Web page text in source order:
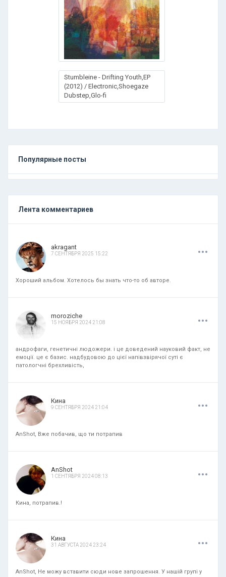
Stumbleine - Drifting Youth,EP
(2012) / Electronic,Shoegaze
Dubstep,Glo-fi
Популярные посты
Лента комментариев
akragant
7 СЕНТЯБРЯ 2025 15:22 ...
Хороший альбом. Хотелось бы знать что-то об авторе.
moroziche
15 НОЯБРЯ 2024 21:08 ...
андрофаги, генетичні людожери. і це доведений науковий факт, не
емоції. це є базис. надбудовою до цієї напівзвірячої суті є
патологчні брехливість,
Кина
9 СЕНТЯБРЯ 2024 21:04 ...
AnShot, Вже побачив, що ти потрапив
AnShot
1 СЕНТЯБРЯ 2024 08:13 ...
Кина, потрапив.!
Кина
31 АВГУСТА 2024 23:24 ...
AnShot, Не можу вставити сюди нове запрошення. У нашій групі у